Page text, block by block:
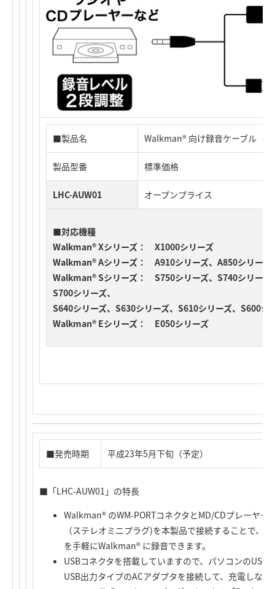
■製品名 Walkman® 向け録音ケーブル（
製品型番 標準価格
LHC-AUW01 オープンプライス
■対応機種
Walkman® Xシリーズ： X1000シリーズ
Walkman® Aシリーズ： A910シリーズ、A850シリーズ
Walkman® Sシリーズ： S750シリーズ、S740シリーズ
S700シリーズ、
S640シリーズ、S630シリーズ、S610シリーズ、S600シ
Walkman® Eシリーズ： E050シリーズ
■発売時期 平成23年5月下旬（予定）
■「LHC-AUW01」の特長
Walkman® のWM-PORTコネクタとMD/CDプレーヤ
（ステレオミニプラグ)を本製品で接続することで、
を手軽にWalkman® に録音できます。
USBコネクタを搭載していますので、パソコンの
USB出力タイプのACアダプタを接続して、充電しな